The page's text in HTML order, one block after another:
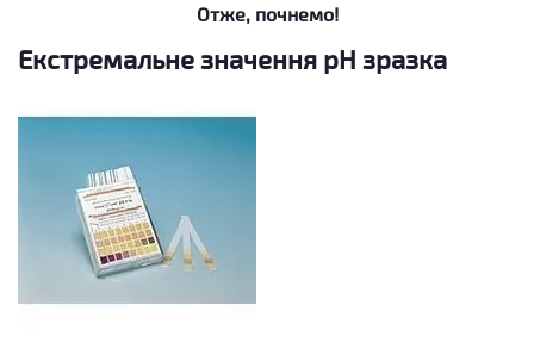
Отже, почнемо!
Екстремальне значення pH зразка